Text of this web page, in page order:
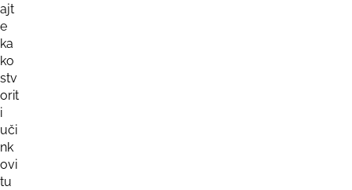
ajt
e
ka
ko
stv
orit
i
uči
nk
ovi
tu